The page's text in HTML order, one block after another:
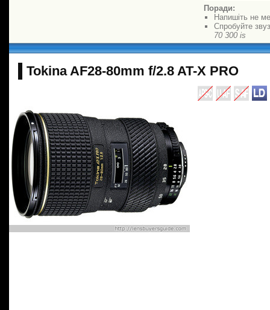
Поради:
Напишіть не
Спробуйте
70 300 is
Tokina AF28-80mm f/2.8 AT-X PRO